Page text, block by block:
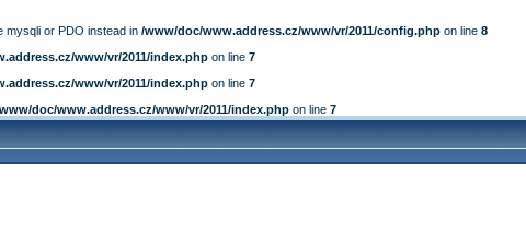
mysqli or PDO instead in /www/doc/www.address.cz/www/vr/2011/config.php on line 8
www/vr/2011/index.php on line 7
www/vr/2011/index.php on line 7
doc/www.address.cz/www/vr/2011/index.php on line 7